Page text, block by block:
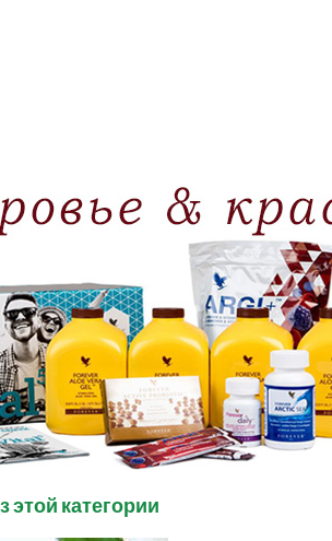
этой категории